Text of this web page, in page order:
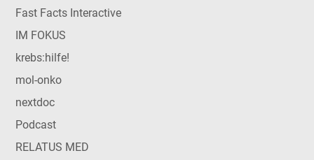
Fast Facts Interactive
IM FOKUS
krebs:hilfe!
mol-onko
nextdoc
Podcast
RELATUS MED